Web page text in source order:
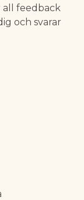
all feedback
och svarar